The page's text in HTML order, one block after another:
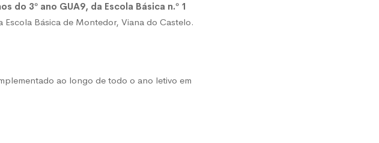
do 3º ano GUA9, da Escola Básica n.º 1
Básica de Montedor, Viana do Castelo.
ao longo de todo o ano letivo em